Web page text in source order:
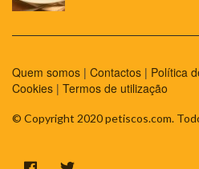
Quem somos | Contactos | Política
Cookies | Termos de utilização
© Copyright 2020 petiscos.com.